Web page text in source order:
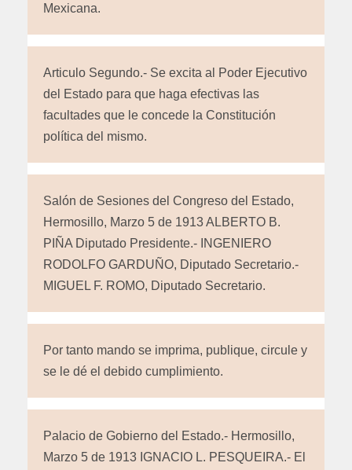
Mexicana.
Articulo Segundo.- Se excita al Poder Ejecutivo
del Estado para que haga efectivas las
facultades que le concede la Constitución
política del mismo.
Salón de Sesiones del Congreso del Estado,
Hermosillo, Marzo 5 de 1913 ALBERTO B.
PIÑA Diputado Presidente.- INGENIERO
RODOLFO GARDUÑO, Diputado Secretario.-
MIGUEL F. ROMO, Diputado Secretario.
Por tanto mando se imprima, publique, circule y
se le dé el debido cumplimiento.
Palacio de Gobierno del Estado.- Hermosillo,
Marzo 5 de 1913 IGNACIO L. PESQUEIRA.- El